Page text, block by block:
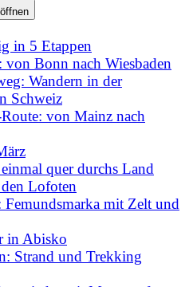
in 5 Etappen
von Bonn nach Wiesbaden
Wandern in der
Schweiz
von Mainz nach
quer durchs Land
Lofoten
Femundsmarka mit Zelt und
in Abisko
Strand und Trekking